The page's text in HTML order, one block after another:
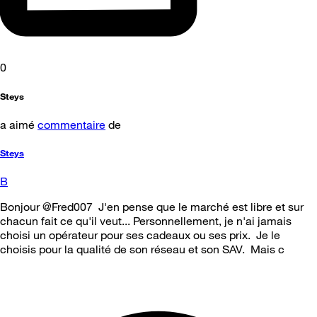
0
Steys
a aimé commentaire de
Steys
B
Bonjour @Fred007 J'en pense que le marché est libre et sur
chacun fait ce qu'il veut... Personnellement, je n'ai jamais
choisi un opérateur pour ses cadeaux ou ses prix. Je le
choisis pour la qualité de son réseau et son SAV. Mais c